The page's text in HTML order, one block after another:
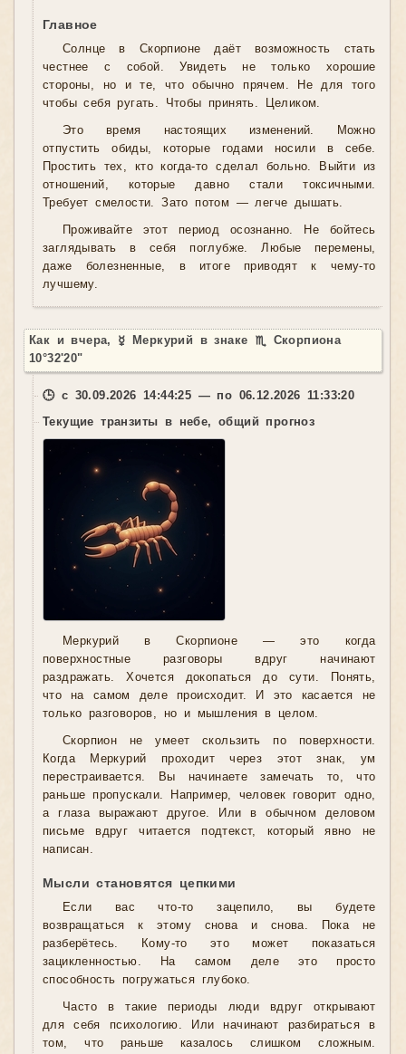
Главное
Солнце в Скорпионе даёт возможность стать
честнее с собой. Увидеть не только хорошие
стороны, но и те, что обычно прячем. Не для того
чтобы себя ругать. Чтобы принять. Целиком.
Это время настоящих изменений. Можно
отпустить обиды, которые годами носили в себе.
Простить тех, кто когда-то сделал больно. Выйти из
отношений, которые давно стали токсичными.
Требует смелости. Зато потом — легче дышать.
Проживайте этот период осознанно. Не бойтесь
заглядывать в себя поглубже. Любые перемены,
даже болезненные, в итоге приводят к чему-то
лучшему.
Как и вчера, ☿ Меркурий в знаке ♏ Скорпиона
10°32'20"
🕒 с 30.09.2026 14:44:25 — по 06.12.2026 11:33:20
Текущие транзиты в небе, общий прогноз
Меркурий в Скорпионе — это когда
поверхностные разговоры вдруг начинают
раздражать. Хочется докопаться до сути. Понять,
что на самом деле происходит. И это касается не
только разговоров, но и мышления в целом.
Скорпион не умеет скользить по поверхности.
Когда Меркурий проходит через этот знак, ум
перестраивается. Вы начинаете замечать то, что
раньше пропускали. Например, человек говорит одно,
а глаза выражают другое. Или в обычном деловом
письме вдруг читается подтекст, который явно не
написан.
Мысли становятся цепкими
Если вас что-то зацепило, вы будете
возвращаться к этому снова и снова. Пока не
разберётесь. Кому-то это может показаться
зацикленностью. На самом деле это просто
способность погружаться глубоко.
Часто в такие периоды люди вдруг открывают
для себя психологию. Или начинают разбираться в
том, что раньше казалось слишком сложным.